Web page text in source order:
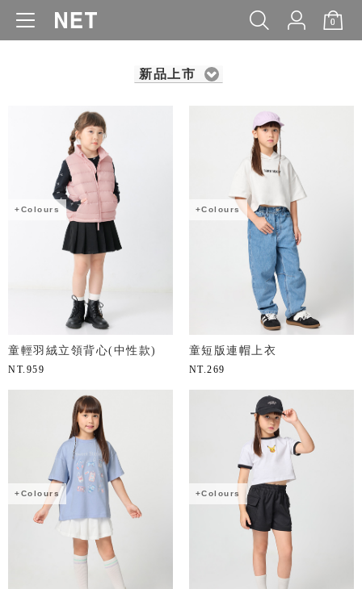
0
WOMEN MEN KIDS BABY
新品上市
+Colours
童輕羽絨立領背心(中性款)
NT. 959
+Colours
童短版連帽上衣
NT.269
+Colours +Colours